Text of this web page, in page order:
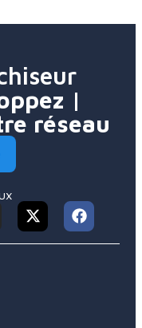
|
réseau